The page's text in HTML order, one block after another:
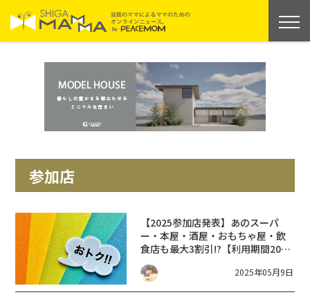
参加店
【2025参加店発表】あのスーパ
ー・本屋・酒屋・おもちゃ屋・飲
食店も最大3割引!?【利用期間2025
年6~8月予定】おおつ割 第2弾
2025年05月9日